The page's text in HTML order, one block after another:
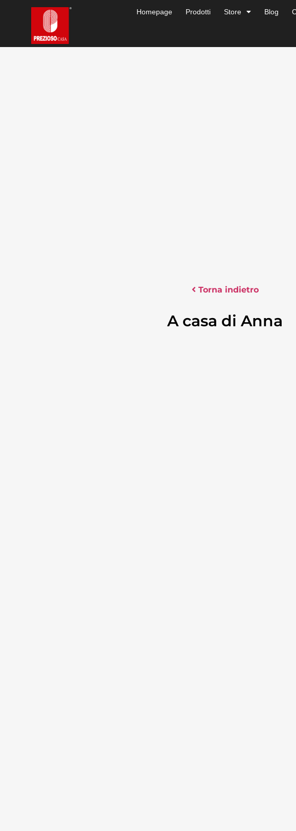
Homepage Prodotti Store Blog
Torna indietro
A casa di Anna